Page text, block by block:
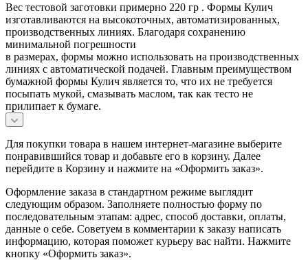
Вес тестовой заготовки примерно 220 гр . Формы Кулич
изготавливаются на высокоточных, автоматизированных,
производственных линиях. Благодаря сохранению
минимальной погрешности
в размерах, формы можно использовать на производственных
линиях с автоматической подачей. Главным преимуществом
бумажной формы Кулич является то, что их не требуется
посыпать мукой, смазывать маслом, так как тесто не
прилипает к бумаге.
Для покупки товара в нашем интернет-магазине выберите
понравившийся товар и добавьте его в корзину. Далее
перейдите в Корзину и нажмите на «Оформить заказ».
Оформление заказа в стандартном режиме выглядит
следующим образом. Заполняете полностью форму по
последовательным этапам: адрес, способ доставки, оплаты,
данные о себе. Советуем в комментарии к заказу написать
информацию, которая поможет курьеру вас найти. Нажмите
кнопку «Оформить заказ».